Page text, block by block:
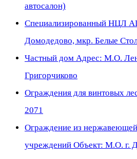
автосалон)
Специализированный НЦЛ
Домодедово, мкр. Белые
Частный дом Адрес: М.О.
Григорчиково
Ограждения для винтовых
2071
Ограждение из
учреждений Объект: М.О. г.